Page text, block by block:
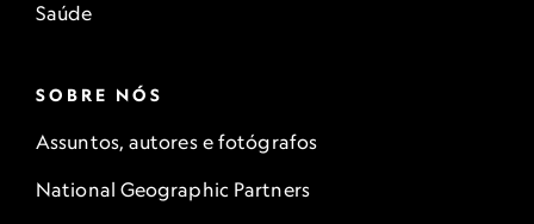
Saúde
SOBRE NÓS
Assuntos, autores e fotógrafos
National Geographic Partners